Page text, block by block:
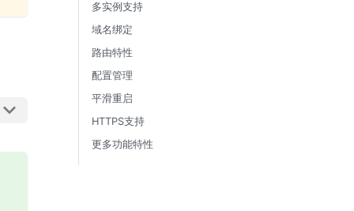
多实例支持
域名绑定
路由特性
配置管理
平滑重启
HTTPS支持
更多功能特性